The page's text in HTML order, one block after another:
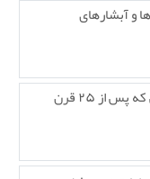
و آبشارهای
۱۰ حقیقت جالب درباره تخت جمشید؛ شکوهی که پس از ۲۵ قرن